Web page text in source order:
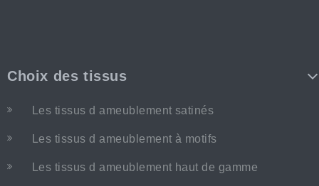
Choix des tissus
Les tissus d ameublement satinés
Les tissus d ameublement à motifs
Les tissus d ameublement haut de gamme